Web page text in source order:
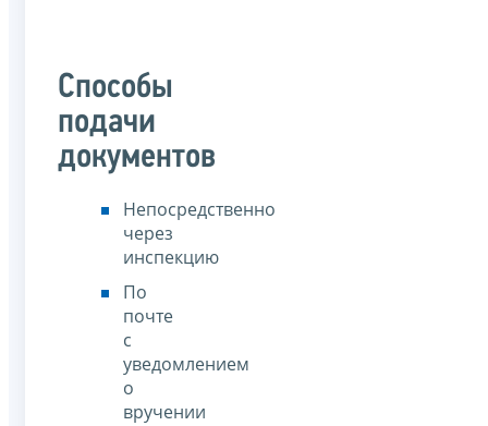
Способы
подачи
документов
Непосредственно
через
инспекцию
По
почте
с
уведомлением
о
вручении